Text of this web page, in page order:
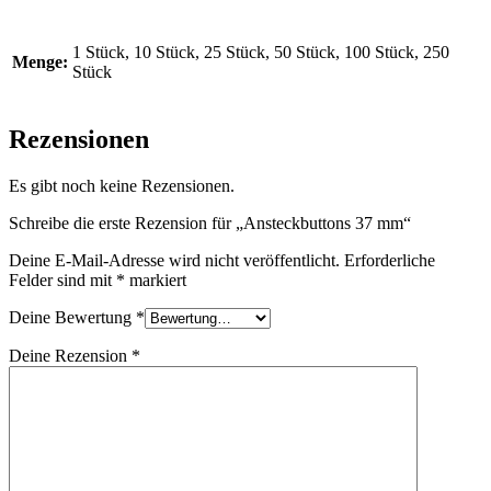
Menge:
1 Stück, 10 Stück, 25 Stück, 50 Stück, 100 Stück, 250
Stück
Rezensionen
Es gibt noch keine Rezensionen.
Schreibe die erste Rezension für „Ansteckbuttons 37 mm“
Deine E-Mail-Adresse wird nicht veröffentlicht. Erforderliche
Felder sind mit * markiert
Deine Bewertung *
Deine Rezension *